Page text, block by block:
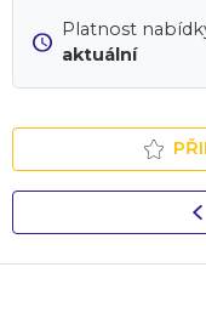
Platnost
aktuální